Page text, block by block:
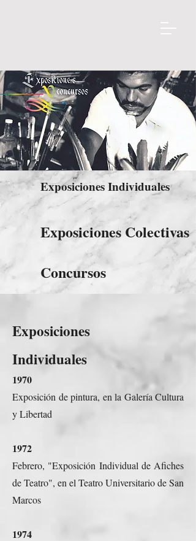
Exposiciones Individuales
Exposiciones Colectivas
Concursos
Exposiciones
Individuales
1970
Exposición de pintura, en la Galería Cultura
y Libertad
1972
Febrero, "Exposición Individual de Afiches
de Teatro", en el Teatro Universitario de San
Marcos
1974